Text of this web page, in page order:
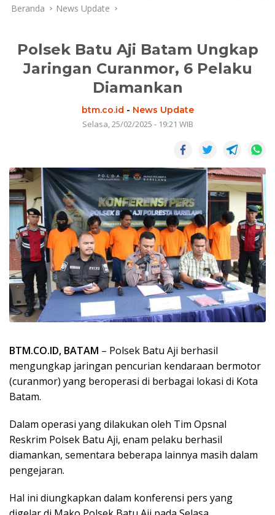
Beranda News Update
Polsek Batu Aji Batam Ungkap
Jaringan Curanmor, 6 Pelaku
Diamankan
btm.co.id - News Update
Selasa, 25/02/2025 - 19:21 WIB
BTM.CO.ID, BATAM – Polsek Batu Aji berhasil
mengungkap jaringan pencurian kendaraan bermotor
(curanmor) yang beroperasi di berbagai lokasi di Kota
Batam.
Dalam operasi yang dilakukan oleh Tim Opsnal
Reskrim Polsek Batu Aji, enam pelaku berhasil
diamankan, sementara beberapa lainnya masih dalam
pengejaran.
Hal ini diungkapkan dalam konferensi pers yang